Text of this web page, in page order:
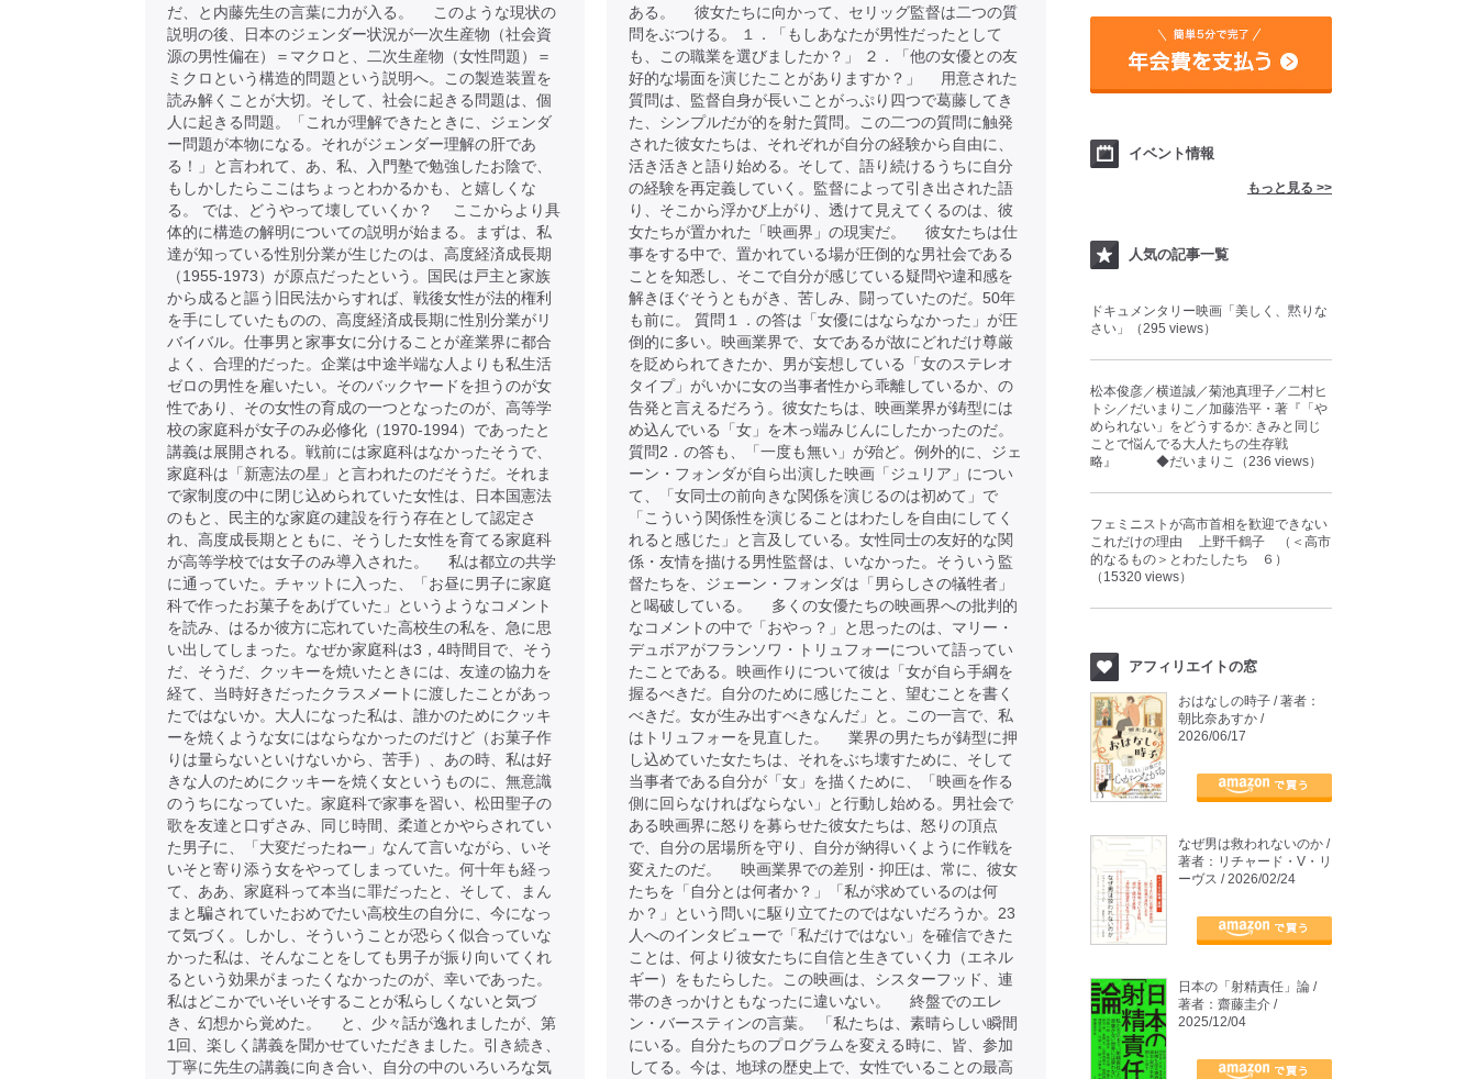
だ、と内藤先生の言葉に力が入る。 このような現状の
説明の後、日本のジェンダー状況が一次生産物（社会資
源の男性偏在）＝マクロと、二次生産物（女性問題）＝
ミクロという構造的問題という説明へ。この製造装置を
読み解くことが大切。そして、社会に起きる問題は、個
人に起きる問題。「これが理解できたときに、ジェンダ
ー問題が本物になる。それがジェンダー理解の肝であ
る！」と言われて、あ、私、入門塾で勉強したお陰で、
もしかしたらここはちょっとわかるかも、と嬉しくな
る。 では、どうやって壊していくか？ ここからより具
体的に構造の解明についての説明が始まる。まずは、私
達が知っている性別分業が生じたのは、高度経済成長期
（1955-1973）が原点だったという。国民は戸主と家族
から成ると謳う旧民法からすれば、戦後女性が法的権利
を手にしていたものの、高度経済成長期に性別分業がリ
バイバル。仕事男と家事女に分けることが産業界に都合
よく、合理的だった。企業は中途半端な人よりも私生活
ゼロの男性を雇いたい。そのバックヤードを担うのが女
性であり、その女性の育成の一つとなったのが、高等学
校の家庭科が女子のみ必修化（1970-1994）であったと
講義は展開される。戦前には家庭科はなかったそうで、
家庭科は「新憲法の星」と言われたのだそうだ。それま
で家制度の中に閉じ込められていた女性は、日本国憲法
のもと、民主的な家庭の建設を行う存在として認定さ
れ、高度成長期とともに、そうした女性を育てる家庭科
が高等学校では女子のみ導入された。 私は都立の共学
に通っていた。チャットに入った、「お昼に男子に家庭
科で作ったお菓子をあげていた」というようなコメント
を読み、はるか彼方に忘れていた高校生の私を、急に思
い出してしまった。なぜか家庭科は3，4時間目で、そう
だ、そうだ、クッキーを焼いたときには、友達の協力を
経て、当時好きだったクラスメートに渡したことがあっ
たではないか。大人になった私は、誰かのためにクッキ
ーを焼くような女にはならなかったのだけど（お菓子作
りは量らないといけないから、苦手）、あの時、私は好
きな人のためにクッキーを焼く女というものに、無意識
のうちになっていた。家庭科で家事を習い、松田聖子の
歌を友達と口ずさみ、同じ時間、柔道とかやらされてい
た男子に、「大変だったねー」なんて言いながら、いそ
いそと寄り添う女をやってしまっていた。何十年も経っ
て、ああ、家庭科って本当に罪だったと、そして、まん
まと騙されていたおめでたい高校生の自分に、今になっ
て気づく。しかし、そういうことが恐らく似合っていな
かった私は、そんなことをしても男子が振り向いてくれ
るという効果がまったくなかったのが、幸いであった。
私はどこかでいそいそすることが私らしくないと気づ
き、幻想から覚めた。 と、少々話が逸れましたが、第
1回、楽しく講義を聞かせていただきました。引き続き、
丁寧に先生の講義に向き合い、自分の中のいろいろな気
ある。 彼女たちに向かって、セリッグ監督は二つの質
問をぶつける。 １．「もしあなたが男性だったとして
も、この職業を選びましたか？」 ２．「他の女優との友
好的な場面を演じたことがありますか？」 用意された
質問は、監督自身が長いことがっぷり四つで葛藤してき
た、シンプルだが的を射た質問。この二つの質問に触発
された彼女たちは、それぞれが自分の経験から自由に、
活き活きと語り始める。そして、語り続けるうちに自分
の経験を再定義していく。監督によって引き出された語
り、そこから浮かび上がり、透けて見えてくるのは、彼
女たちが置かれた「映画界」の現実だ。 彼女たちは仕
事をする中で、置かれている場が圧倒的な男社会である
ことを知悉し、そこで自分が感じている疑問や違和感を
解きほぐそうともがき、苦しみ、闘っていたのだ。50年
も前に。 質問１．の答は「女優にはならなかった」が圧
倒的に多い。映画業界で、女であるが故にどれだけ尊厳
を貶められてきたか、男が妄想している「女のステレオ
タイプ」がいかに女の当事者性から乖離しているか、の
告発と言えるだろう。彼女たちは、映画業界が鋳型には
め込んでいる「女」を木っ端みじんにしたかったのだ。
質問2．の答も、「一度も無い」が殆ど。例外的に、ジェ
ーン・フォンダが自ら出演した映画「ジュリア」につい
て、「女同士の前向きな関係を演じるのは初めて」で
「こういう関係性を演じることはわたしを自由にしてく
れると感じた」と言及している。女性同士の友好的な関
係・友情を描ける男性監督は、いなかった。そういう監
督たちを、ジェーン・フォンダは「男らしさの犠牲者」
と喝破している。 多くの女優たちの映画界への批判的
なコメントの中で「おやっ？」と思ったのは、マリー・
デュボアがフランソワ・トリュフォーについて語ってい
たことである。映画作りについて彼は「女が自ら手綱を
握るべきだ。自分のために感じたこと、望むことを書く
べきだ。女が生み出すべきなんだ」と。この一言で、私
はトリュフォーを見直した。 業界の男たちが鋳型に押
し込めていた女たちは、それをぶち壊すために、そして
当事者である自分が「女」を描くために、「映画を作る
側に回らなければならない」と行動し始める。男社会で
ある映画界に怒りを募らせた彼女たちは、怒りの頂点
で、自分の居場所を守り、自分が納得いくように作戦を
変えたのだ。 映画業界での差別・抑圧は、常に、彼女
たちを「自分とは何者か？」「私が求めているのは何
か？」という問いに駆り立てたのではないだろうか。23
人へのインタビューで「私だけではない」を確信できた
ことは、何より彼女たちに自信と生きていく力（エネル
ギー）をもたらした。この映画は、シスターフッド、連
帯のきっかけともなったに違いない。 終盤でのエレ
ン・バースティンの言葉。 「私たちは、素晴らしい瞬間
にいる。自分たちのプログラムを変える時に、皆、参加
してる。今は、地球の歴史上で、女性でいることの最高
イベント情報
もっと見る >>
人気の記事一覧
ドキュメンタリー映画「美しく、黙りな
さい」（295 views）
松本俊彦／横道誠／菊池真理子／二村ヒ
トシ／だいまりこ／加藤浩平・著『「や
められない」をどうするか: きみと同じ
ことで悩んでる大人たちの生存戦
略』 ◆だいまりこ（236 views）
フェミニストが高市首相を歓迎できない
これだけの理由 上野千鶴子 （＜高市
的なるもの＞とわたしたち ６）
（15320 views）
アフィリエイトの窓
おはなしの時子 / 著者：
朝比奈あすか /
2026/06/17
なぜ男は救われないのか /
著者：リチャード・V・リ
ーヴス / 2026/02/24
日本の「射精責任」論 /
著者：齋藤圭介 /
2025/12/04